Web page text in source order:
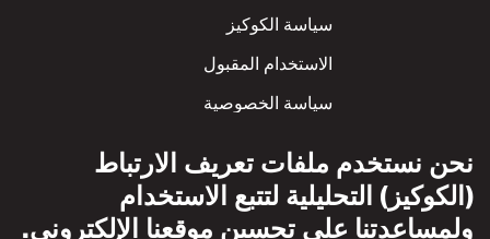
سياسة الكوكيز
الاستخدام المقبول
سياسة الخصوصية
نحن نستخدم ملفات تعريف الارتباط
(الكوكيز) التحليلية لتتبع الاستخدام
ولمساعدتنا على تحسين موقعنا الإلكتروني.